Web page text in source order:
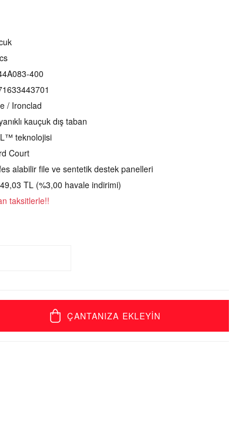
400
/ Ironclad
kauçuk dış taban
teknolojisi
Court
alabilir file ve sentetik destek panelleri
TL (%3,00 havale indirimi)
taksitlerle!!
ÇANTANIZA EKLEYİN